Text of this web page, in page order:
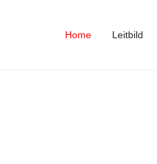
Home Leitbild